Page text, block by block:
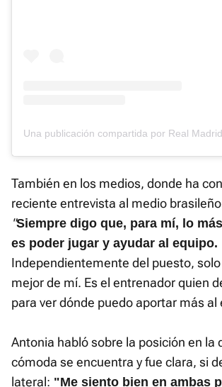
También en los medios, donde ha
reciente entrevista al medio brasileño
"Siempre digo que, para mí, lo
es poder jugar y ayudar al equipo.
Independientemente del puesto,
mejor de mí. Es el entrenador quien
para ver dónde puedo aportar más al
Antonia habló sobre la posición en la
cómoda se encuentra y fue clara, si
lateral: "Me siento bien en ambas